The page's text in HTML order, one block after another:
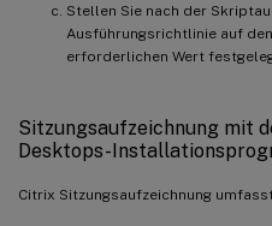
Stellen Sie nach der
Ausführungsrichtlinie auf
erforderlichen Wert
Sitzungsaufzeichnung mit
Desktops-
Citrix Sitzungsaufzeichnung